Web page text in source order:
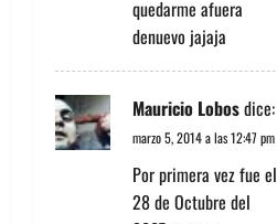
quedarme afuera
denuevo jajaja
Mauricio Lobosdice:
marzo 5, 2014 a las 12:47 pm
Por primera vez fue el
28 de Octubre del